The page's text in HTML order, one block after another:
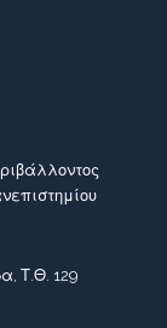
Τ.Θ. 129